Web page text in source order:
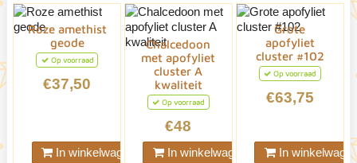
Roze amethist
geode
Op voorraad
€37,50
In winkelwagen
Chalcedoon
met apofyliet
cluster A
kwaliteit
Op voorraad
€48
In winkelwagen
Grote
apofyliet
cluster #102
Op voorraad
€63,75
In